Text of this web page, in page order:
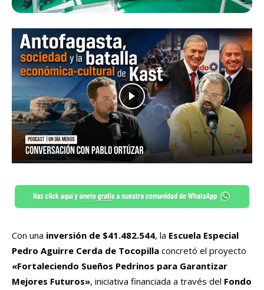
Con una inversión de $41.482.544, la Escuela Especial
Pedro Aguirre Cerda de Tocopilla concretó el proyecto
«Fortaleciendo Sueños Pedrinos para Garantizar
Mejores Futuros», iniciativa financiada a través del Fondo